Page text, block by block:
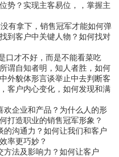
势？实现主客易位，，掌握主
有拿下，销售冠军才能如何弹
到客户中关键人物？如何找对
口才不好，而是不能看菜吃
谓自知者明，知人者胜，如何
外貌体形言谈举止中去判断客
客户内心变化，如何发现和满
欢企业和产品？为什么人的形
打造职业的销售冠军形象？
的沟通力？如何让我们和客户
率更巧妙？
方法及影响力？如何让客户